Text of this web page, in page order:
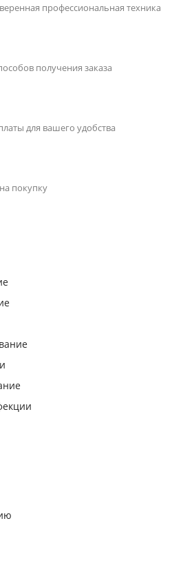
профессиональная техника
получения заказа
для вашего удобства
покупку